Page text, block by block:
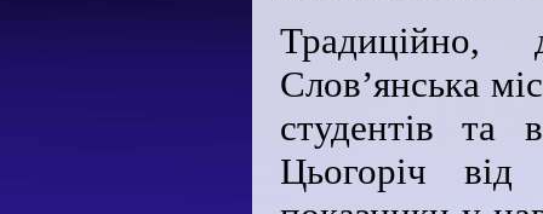
Традиційно,
Слов’янська
студентів та
Цьогоріч